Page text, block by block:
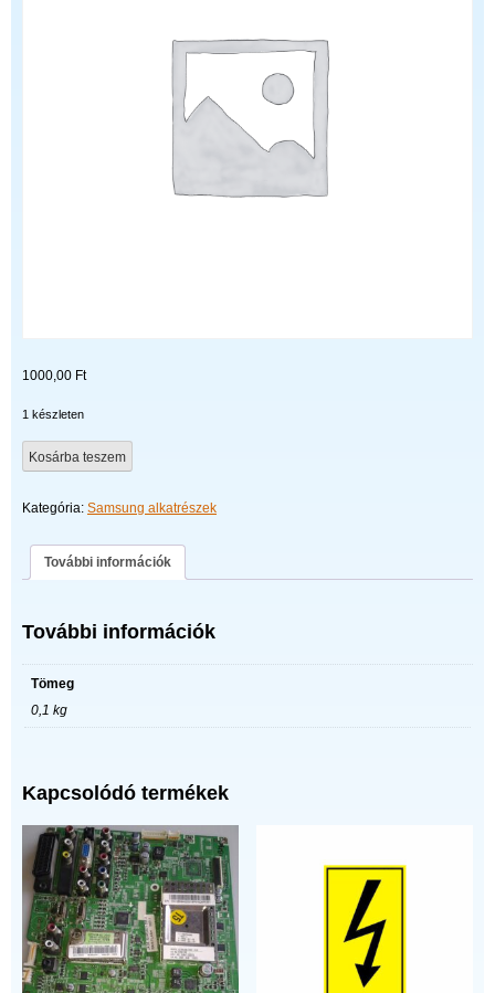
1000,00 Ft
1 készleten
BN96-
17116G
Kosárba teszem
Kategória: Samsung alkatrészek
További információk
További információk
Tömeg
0,1 kg
Kapcsolódó termékek